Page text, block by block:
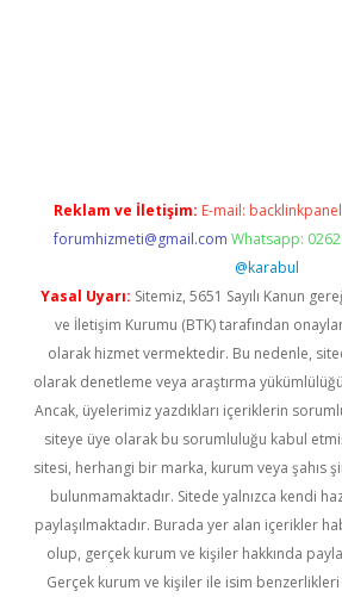
Reklam ve İletişim: E-mail:
forumhizmeti@gmail.com Whatsapp:
@karabul
Yasal Uyarı: Sitemiz, 5651 Sayılı Kanun
ve İletişim Kurumu (BTK) tarafından
olarak hizmet vermektedir. Bu nedenle,
olarak denetleme veya araştırma
Ancak, üyelerimiz yazdıkları içeriklerin
siteye üye olarak bu sorumluluğu kabul
sitesi, herhangi bir marka, kurum veya şahıs
bulunmamaktadır. Sitede yalnızca kendi
paylaşılmaktadır. Burada yer alan içerikler
olup, gerçek kurum ve kişiler hakkında
Gerçek kurum ve kişiler ile isim